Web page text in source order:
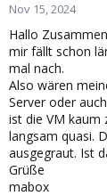
t
e
r
Nov 15, 2024
Hallo
mir fällt schon
mal nach.
Also wären
Server oder
ist die VM kaum
langsam quasi.
ausgegraut. Ist
Grüße
mabox